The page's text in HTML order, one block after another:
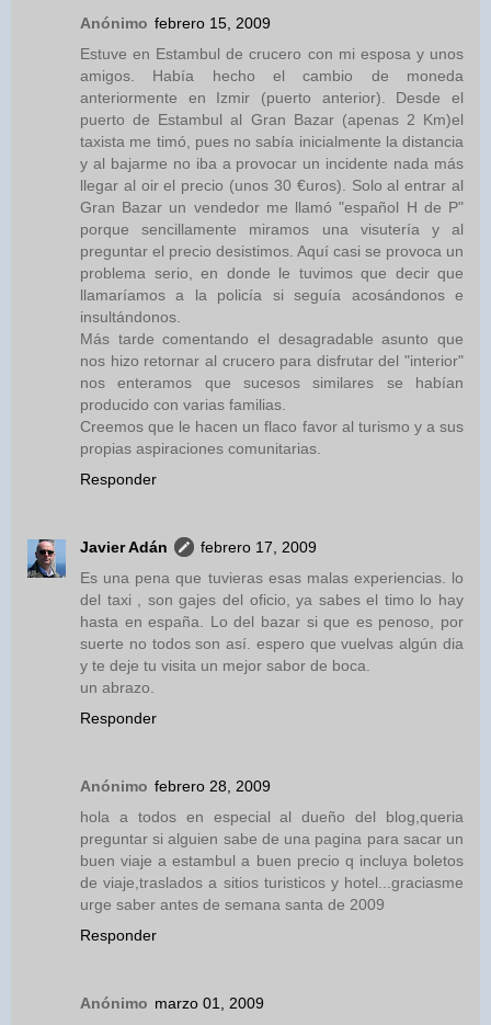
Anónimo febrero 15, 2009
Estuve en Estambul de crucero con mi esposa y unos
amigos. Había hecho el cambio de moneda
anteriormente en Izmir (puerto anterior). Desde el
puerto de Estambul al Gran Bazar (apenas 2 Km)el
taxista me timó, pues no sabía inicialmente la distancia
y al bajarme no iba a provocar un incidente nada más
llegar al oir el precio (unos 30 €uros). Solo al entrar al
Gran Bazar un vendedor me llamó "español H de P"
porque sencillamente miramos una visutería y al
preguntar el precio desistimos. Aquí casi se provoca un
problema serio, en donde le tuvimos que decir que
llamaríamos a la policía si seguía acosándonos e
insultándonos.
Más tarde comentando el desagradable asunto que
nos hizo retornar al crucero para disfrutar del "interior"
nos enteramos que sucesos similares se habían
producido con varias familias.
Creemos que le hacen un flaco favor al turismo y a sus
propias aspiraciones comunitarias.
Responder
Javier Adán
febrero 17, 2009
Es una pena que tuvieras esas malas experiencias. lo
del taxi , son gajes del oficio, ya sabes el timo lo hay
hasta en españa. Lo del bazar si que es penoso, por
suerte no todos son así. espero que vuelvas algún dia
y te deje tu visita un mejor sabor de boca.
un abrazo.
Responder
Anónimo febrero 28, 2009
hola a todos en especial al dueño del blog,queria
preguntar si alguien sabe de una pagina para sacar un
buen viaje a estambul a buen precio q incluya boletos
de viaje,traslados a sitios turisticos y hotel...graciasme
urge saber antes de semana santa de 2009
Responder
Anónimo marzo 01, 2009